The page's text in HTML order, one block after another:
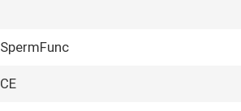
SpermFunc
CE